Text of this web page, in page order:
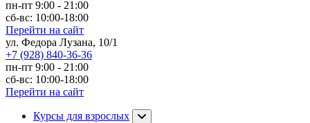
пн-пт 9:00 - 21:00
сб-вс: 10:00-18:00
Перейти на сайт
ул. Федора Лузана, 10/1
+7 (928) 840-36-36
пн-пт 9:00 - 21:00
сб-вс: 10:00-18:00
Перейти на сайт
Курсы для взрослых